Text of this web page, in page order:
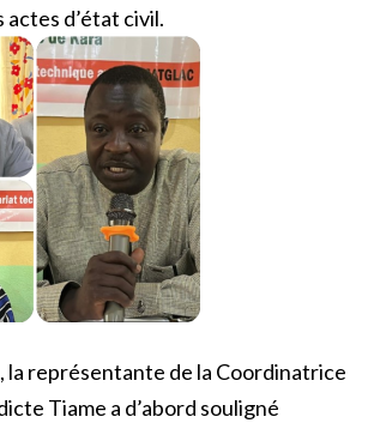
d’état civil.
la représentante de la Coordinatrice
Tiame a d’abord souligné